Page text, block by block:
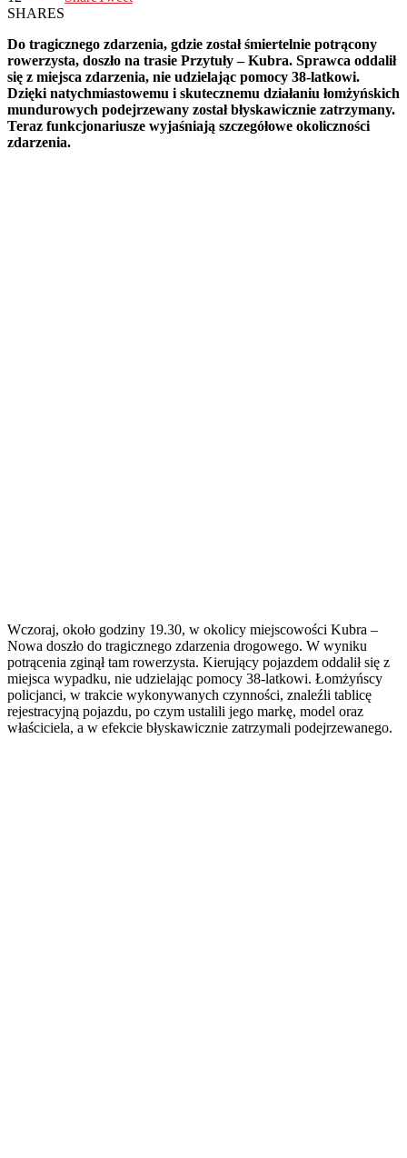
SHARES
Do tragicznego zdarzenia, gdzie został śmiertelnie potrącony
rowerzysta, doszło na trasie Przytuły – Kubra. Sprawca oddalił
się z miejsca zdarzenia, nie udzielając pomocy 38-latkowi.
Dzięki natychmiastowemu i skutecznemu działaniu łomżyńskich
mundurowych podejrzewany został błyskawicznie zatrzymany.
Teraz funkcjonariusze wyjaśniają szczegółowe okoliczności
zdarzenia.
Wczoraj, około godziny 19.30, w okolicy miejscowości Kubra –
Nowa doszło do tragicznego zdarzenia drogowego. W wyniku
potrącenia zginął tam rowerzysta. Kierujący pojazdem oddalił się z
miejsca wypadku, nie udzielając pomocy 38-latkowi. Łomżyńscy
policjanci, w trakcie wykonywanych czynności, znaleźli tablicę
rejestracyjną pojazdu, po czym ustalili jego markę, model oraz
właściciela, a w efekcie błyskawicznie zatrzymali podejrzewanego.